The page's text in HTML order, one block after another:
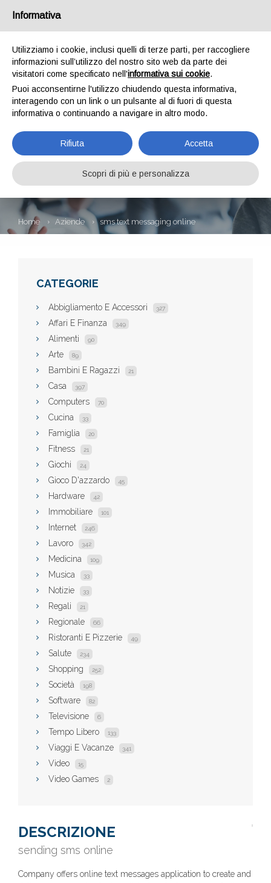
SMS TEXT
MESSAGING
ONLINE
Home Aziende sms text messaging online
CATEGORIE
Abbigliamento E Accessori 327
Affari E Finanza 349
Alimenti 90
Arte 89
Bambini E Ragazzi 21
Casa 397
Computers 70
Cucina 33
Famiglia 20
Fitness 21
Giochi 24
Gioco D'azzardo 45
Hardware 42
Immobiliare 101
Internet 246
Lavoro 342
Medicina 109
Musica 33
Notizie 33
Regali 21
Regionale 66
Ristoranti E Pizzerie 49
Salute 234
Shopping 252
Società 198
Software 82
Televisione 6
Tempo Libero 133
Viaggi E Vacanze 341
Video 15
Video Games 2
DESCRIZIONE
sending sms online
Company offers online text messages application to create and
Informativa
Utilizziamo i cookie, inclusi quelli di terze parti, per raccogliere
informazioni sull’utilizzo del nostro sito web da parte dei
visitatori come specificato nell'informativa sui cookie.
Puoi acconsentirne l'utilizzo chiudendo questa informativa,
interagendo con un link o un pulsante al di fuori di questa
informativa o continuando a navigare in altro modo.
Rifiuta Accetta
Scopri di più e personalizza